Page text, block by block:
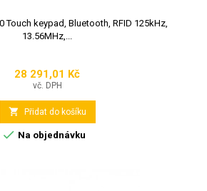
Touch keypad, Bluetooth, RFID 125kHz,
13.56MHz,...
Cena
28 291,01 Kč
vč. DPH
 Přidat do košíku
 Na objednávku